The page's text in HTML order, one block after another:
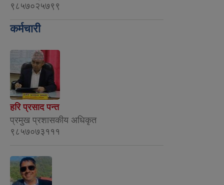
९८५७०२५७९९
कर्मचारी
हरि प्रसाद पन्त
प्रमुख प्रशासकीय अधिकृत
९८५७०७३१११